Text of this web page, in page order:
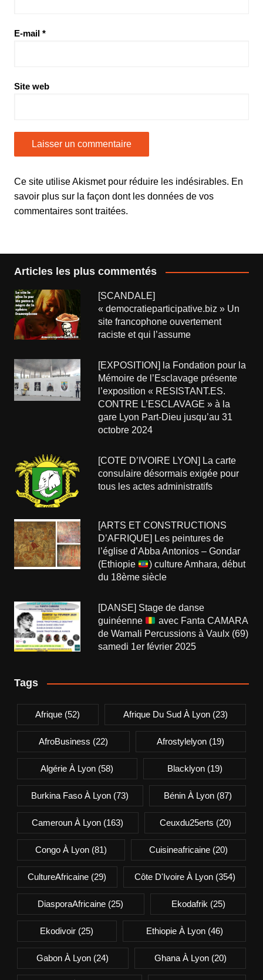
E-mail *
Site web
Ce site utilise Akismet pour réduire les indésirables. En
savoir plus sur la façon dont les données de vos
commentaires sont traitées.
Articles les plus commentés
[SCANDALE]
« democratieparticipative.biz » Un
site francophone ouvertement
raciste et qui l’assume
[EXPOSITION] la Fondation pour la
Mémoire de l’Esclavage présente
l’exposition « RESISTANT.ES.
CONTRE L’ESCLAVAGE » à la
gare Lyon Part-Dieu jusqu’au 31
octobre 2024
[COTE D’IVOIRE LYON] La carte
consulaire désormais exigée pour
tous les actes administratifs
[ARTS ET CONSTRUCTIONS
D’AFRIQUE] Les peintures de
l’église d’Abba Antonios – Gondar
(Ethiopie
) culture Amhara, début
du 18ème siècle
[DANSE] Stage de danse
guinéenne
avec Fanta CAMARA
de Wamali Percussions à Vaulx (69)
samedi 1er février 2025
Tags
Afrique (52) Afrique Du Sud À Lyon(23)
AfroBusiness (22) Afrostylelyon (19)
Algérie À Lyon (58) Blacklyon(19)
Burkina Faso À Lyon (73) Bénin À Lyon(87)
Cameroun À Lyon (163) Ceuxdu25erts (20)
Congo À Lyon(81) Cuisineafricaine (20)
CultureAfricaine (29) Côte D'Ivoire À Lyon(354)
DiasporaAfricaine (25) Ekodafrik (25)
Ekodivoir (25) Ethiopie À Lyon(46)
Gabon À Lyon (24) Ghana À Lyon(20)